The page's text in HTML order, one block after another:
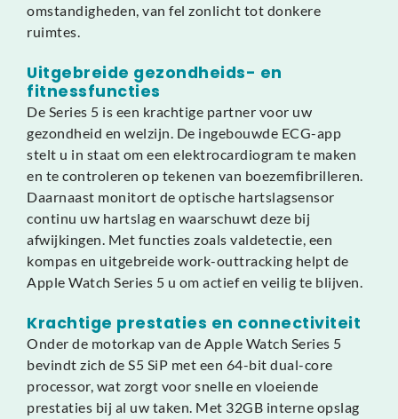
omstandigheden, van fel zonlicht tot donkere
ruimtes.
Uitgebreide gezondheids- en
fitnessfuncties
De Series 5 is een krachtige partner voor uw
gezondheid en welzijn. De ingebouwde ECG-app
stelt u in staat om een elektrocardiogram te maken
en te controleren op tekenen van boezemfibrilleren.
Daarnaast monitort de optische hartslagsensor
continu uw hartslag en waarschuwt deze bij
afwijkingen. Met functies zoals valdetectie, een
kompas en uitgebreide work-outtracking helpt de
Apple Watch Series 5 u om actief en veilig te blijven.
Krachtige prestaties en connectiviteit
Onder de motorkap van de Apple Watch Series 5
bevindt zich de S5 SiP met een 64-bit dual-core
processor, wat zorgt voor snelle en vloeiende
prestaties bij al uw taken. Met 32GB interne opslag